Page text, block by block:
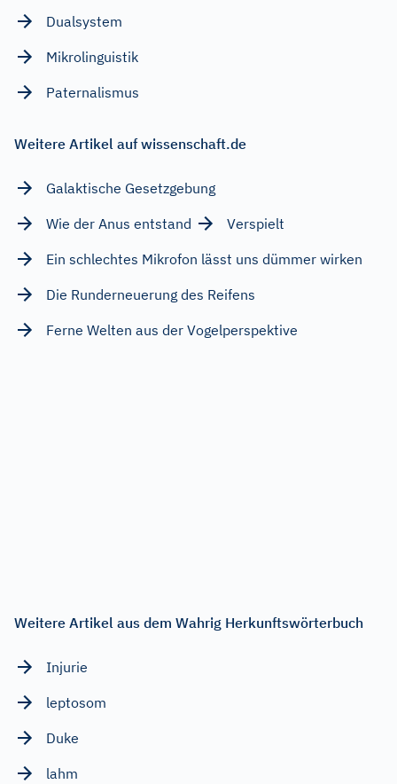
Dualsystem
Mikrolinguistik
Paternalismus
Weitere Artikel auf wissenschaft.de
Galaktische Gesetzgebung
Wie der Anus entstand
Verspielt
Ein schlechtes Mikrofon lässt uns dümmer wirken
Die Runderneuerung des Reifens
Ferne Welten aus der Vogelperspektive
Weitere Artikel aus dem Wahrig Herkunftswörterbuch
Injurie
leptosom
Duke
lahm